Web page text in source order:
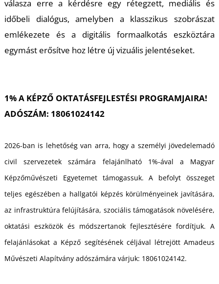
válasza erre a kérdésre egy rétegzett, mediális és
időbeli dialógus, amelyben a klasszikus szobrászat
emlékezete és a digitális formaalkotás eszköztára
egymást erősítve hoz létre új vizuális jelentéseket.
1% A KÉPZŐ OKTATÁSFEJLESTÉSI PROGRAMJAIRA!
ADÓSZÁM: 18061024142
2026-ban is lehetőség van arra, hogy a személyi jövedelemadó
civil szervezetek számára felajánlható 1%-ával a Magyar
Képzőművészeti Egyetemet támogassuk. A befolyt összeget
teljes egészében a hallgatói képzés körülményeinek javítására,
az infrastruktúra felújítására, szociális támogatások növelésére,
oktatási eszközök és módszertanok fejlesztésére fordítjuk. A
felajánlásokat a Képző segítésének céljával létrejött Amadeus
Művészeti Alapítvány adószámára várjuk: 18061024142.